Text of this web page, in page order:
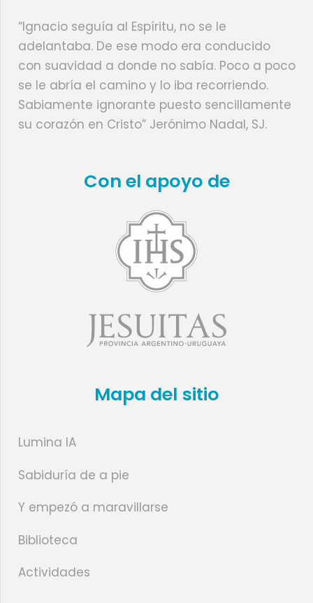
“Ignacio seguía al Espíritu, no se le
adelantaba. De ese modo era conducido
con suavidad a donde no sabía. Poco a poco
se le abría el camino y lo iba recorriendo.
Sabiamente ignorante puesto sencillamente
su corazón en Cristo” Jerónimo Nadal, SJ.
Con el apoyo de
Mapa del sitio
Lumina IA
Sabiduría de a pie
Y empezó a maravillarse
Biblioteca
Actividades